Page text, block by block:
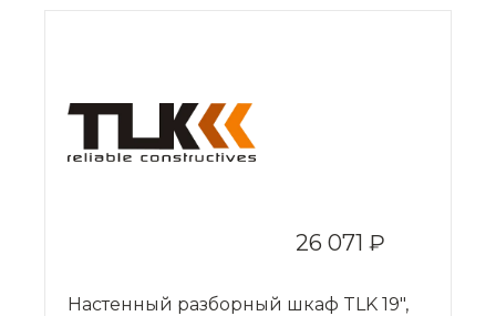
26 071 ₽
Настенный разборный шкаф TLK 19",